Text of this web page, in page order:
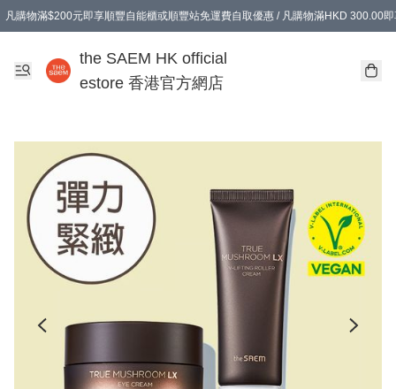
凡購物滿$200元即享順豐自能櫃或順豐站免運費自取優惠 / 凡購物滿HKD 300.00
the SAEM HK official
estore 香港官方網店